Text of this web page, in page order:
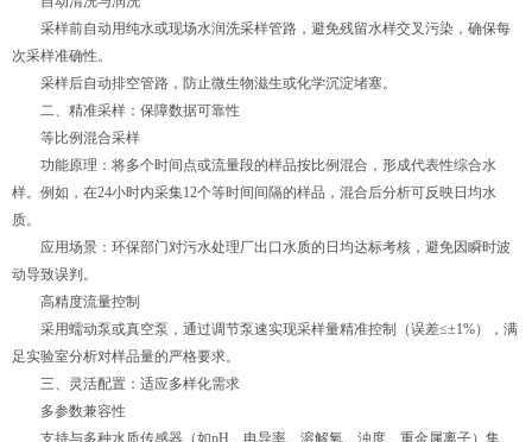
采样前自动用纯水或现场水润洗采样管路，避免残留水样交叉污染，确保每
次采样准确性。
采样后自动排空管路，防止微生物滋生或化学沉淀堵塞。
二、精准采样：保障数据可靠性
等比例混合采样
功能原理：将多个时间点或流量段的样品按比例混合，形成代表性综合水
样。例如，在24小时内采集12个等时间间隔的样品，混合后分析可反映日均水
质。
应用场景：环保部门对污水处理厂出口水质的日均达标考核，避免因瞬时波
动导致误判。
高精度流量控制
采用蠕动泵或真空泵，通过调节泵速实现采样量精准控制（误差≤±1%），满
足实验室分析对样品量的严格要求。
三、灵活配置：适应多样化需求
多参数兼容性
支持与多种水质传感器（如pH、电导率、溶解氧、浊度、重金属离子）集